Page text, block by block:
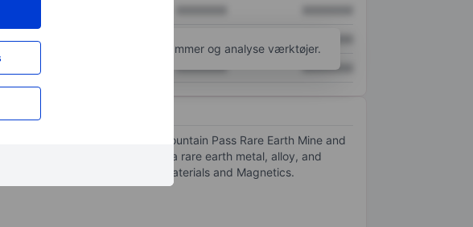
XXXXXXX XXXXXXX
for at få adgang til flere diagrammer og analyse værktøjer.
owns and operates the Mountain Pass Rare Earth Mine and
company is also developing a rare earth metal, alloy, and
two reportable segments: Materials and Magnetics.